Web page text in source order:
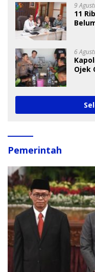
9
11
6
Ojek
Pemerintah